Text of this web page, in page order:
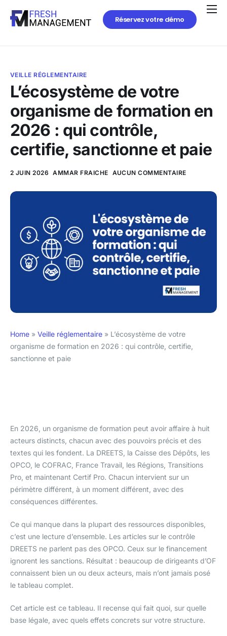
Réservez votre démo
VEILLE RÉGLEMENTAIRE
L’écosystème de votre
organisme de formation en
2026 : qui contrôle,
certifie, sanctionne et paie
2 JUIN 2026 AMMAR FRAICHE AUCUN COMMENTAIRE
Home » Veille réglementaire » L’écosystème de votre
organisme de formation en 2026 : qui contrôle, certifie,
sanctionne et paie
En 2026, un organisme de formation peut avoir affaire à huit
acteurs distincts, chacun avec des pouvoirs précis et des
textes qui les fondent. La DREETS, la Caisse des Dépôts, les
OPCO, le COFRAC, France Travail, les Régions, Transitions
Pro, et maintenant Certif Pro. Chacun intervient sur un
périmètre différent, à un moment différent, avec des
conséquences différentes.
Ce qui manque dans la plupart des ressources disponibles,
c’est une lecture d’ensemble. Les articles sur le contrôle
DREETS ne parlent pas des OPCO. Ceux sur le financement
ignorent les sanctions. Résultat : beaucoup de dirigeants d’OF
connaissent bien un ou deux acteurs, mais n’ont jamais posé
le tableau complet.
Cet article est ce tableau. Il recense qui fait quoi, sur quelle
base légale, avec quels effets concrets sur votre structure.